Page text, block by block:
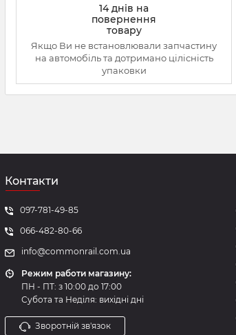
14 днів на
повернення
товару
Якщо Ви не встановлювали запчастину
на автомобіль та дотримано цілісність
упаковки
Контакти
097-781-49-85
066-482-80-66
info@commonrail.com.ua
Режим работи магазину:
ПН - ПТ: з 10:00 до 17:00
Субота та Неділя: вихідні дні
Зворотній зв'язок